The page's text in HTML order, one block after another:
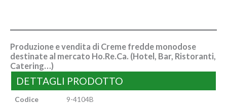
Produzione e vendita di Creme fredde monodose
destinate al mercato Ho.Re.Ca. (Hotel, Bar, Ristoranti,
Catering…)
DETTAGLI PRODOTTO
Codice
9-4104B